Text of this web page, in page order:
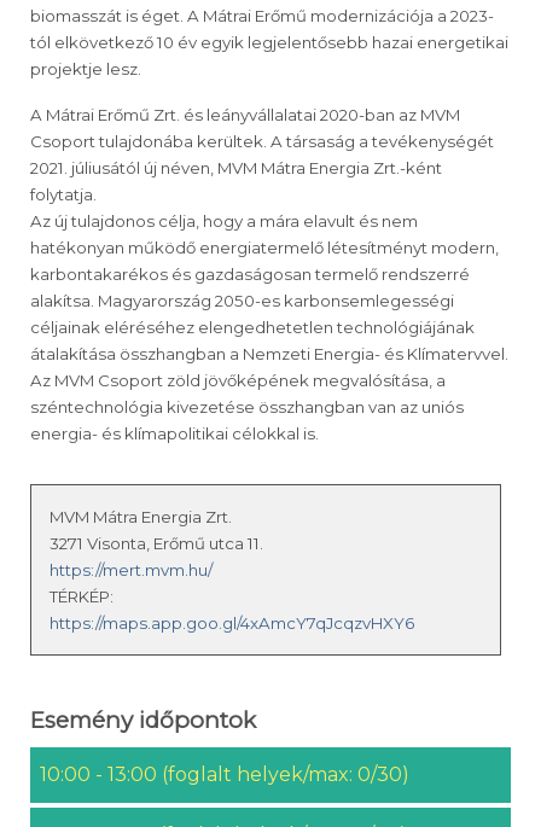
biomasszát is éget. A Mátrai Erőmű modernizációja a 2023-
tól elkövetkező 10 év egyik legjelentősebb hazai energetikai
projektje lesz.
A Mátrai Erőmű Zrt. és leányvállalatai 2020-ban az MVM
Csoport tulajdonába kerültek. A társaság a tevékenységét
2021. júliusától új néven, MVM Mátra Energia Zrt.-ként
folytatja.
Az új tulajdonos célja, hogy a mára elavult és nem
hatékonyan működő energiatermelő létesítményt modern,
karbontakarékos és gazdaságosan termelő rendszerré
alakítsa. Magyarország 2050-es karbonsemlegességi
céljainak eléréséhez elengedhetetlen technológiájának
átalakítása összhangban a Nemzeti Energia- és Klímatervvel.
Az MVM Csoport zöld jövőképének megvalósítása, a
széntechnológia kivezetése összhangban van az uniós
energia- és klímapolitikai célokkal is.
MVM Mátra Energia Zrt.
3271 Visonta, Erőmű utca 11.
https://mert.mvm.hu/
TÉRKÉP:
https://maps.app.goo.gl/4xAmcY7qJcqzvHXY6
Esemény időpontok
10:00 - 13:00 (foglalt helyek/max: 0/30)